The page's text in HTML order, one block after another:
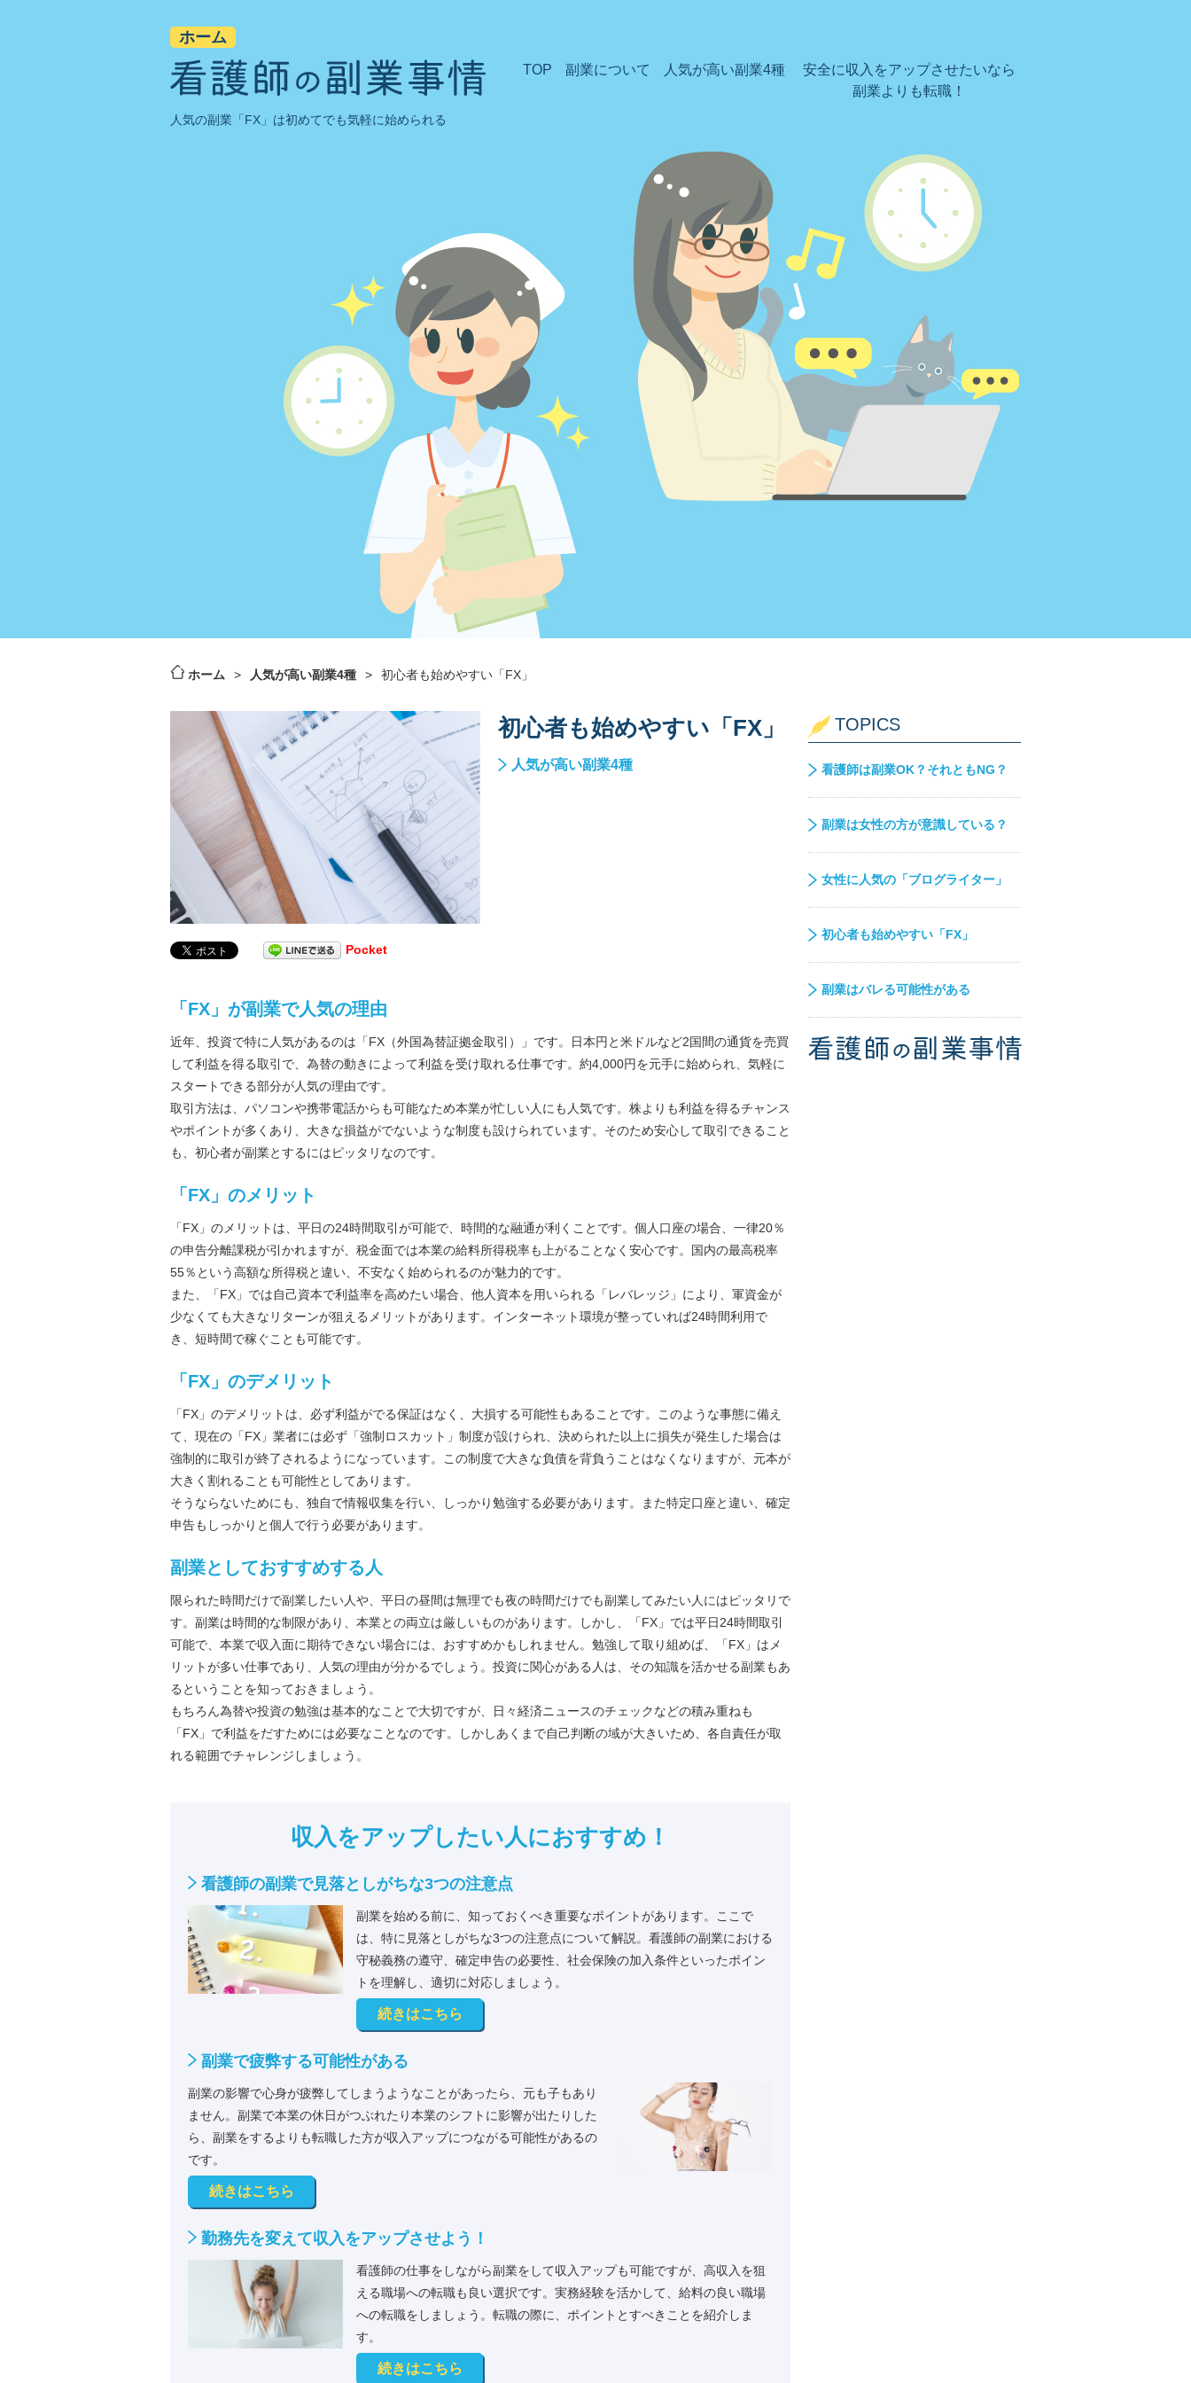
ホーム
TOP 副業について 人気が高い副業4種
安全に収入をアップさせたいなら
副業よりも転職！
人気の副業「FX」は初めてでも気軽に始められる
ホーム > 人気が高い副業4種 > 初心者も始めやすい「FX」
初心者も始めやすい「FX」
人気が高い副業4種
Pocket
「FX」が副業で人気の理由
近年、投資で特に人気があるのは「FX（外国為替証拠金取引）」です。日本円と米ドルなど2国間の通貨を売買
して利益を得る取引で、為替の動きによって利益を受け取れる仕事です。約4,000円を元手に始められ、気軽に
スタートできる部分が人気の理由です。
取引方法は、パソコンや携帯電話からも可能なため本業が忙しい人にも人気です。株よりも利益を得るチャンス
やポイントが多くあり、大きな損益がでないような制度も設けられています。そのため安心して取引できること
も、初心者が副業とするにはピッタリなのです。
「FX」のメリット
「FX」のメリットは、平日の24時間取引が可能で、時間的な融通が利くことです。個人口座の場合、一律20％
の申告分離課税が引かれますが、税金面では本業の給料所得税率も上がることなく安心です。国内の最高税率
55％という高額な所得税と違い、不安なく始められるのが魅力的です。
また、「FX」では自己資本で利益率を高めたい場合、他人資本を用いられる「レバレッジ」により、軍資金が
少なくても大きなリターンが狙えるメリットがあります。インターネット環境が整っていれば24時間利用で
き、短時間で稼ぐことも可能です。
「FX」のデメリット
「FX」のデメリットは、必ず利益がでる保証はなく、大損する可能性もあることです。このような事態に備え
て、現在の「FX」業者には必ず「強制ロスカット」制度が設けられ、決められた以上に損失が発生した場合は
強制的に取引が終了されるようになっています。この制度で大きな負債を背負うことはなくなりますが、元本が
大きく割れることも可能性としてあります。
そうならないためにも、独自で情報収集を行い、しっかり勉強する必要があります。また特定口座と違い、確定
申告もしっかりと個人で行う必要があります。
副業としておすすめする人
限られた時間だけで副業したい人や、平日の昼間は無理でも夜の時間だけでも副業してみたい人にはピッタリで
す。副業は時間的な制限があり、本業との両立は厳しいものがあります。しかし、「FX」では平日24時間取引
可能で、本業で収入面に期待できない場合には、おすすめかもしれません。勉強して取り組めば、「FX」はメ
リットが多い仕事であり、人気の理由が分かるでしょう。投資に関心がある人は、その知識を活かせる副業もあ
るということを知っておきましょう。
もちろん為替や投資の勉強は基本的なことで大切ですが、日々経済ニュースのチェックなどの積み重ねも
「FX」で利益をだすためには必要なことなのです。しかしあくまで自己判断の域が大きいため、各自責任が取
れる範囲でチャレンジしましょう。
収入をアップしたい人におすすめ！
看護師の副業で見落としがちな3つの注意点
副業を始める前に、知っておくべき重要なポイントがあります。ここで
は、特に見落としがちな3つの注意点について解説。看護師の副業における
守秘義務の遵守、確定申告の必要性、社会保険の加入条件といったポイン
トを理解し、適切に対応しましょう。
続きはこちら
副業で疲弊する可能性がある
副業の影響で心身が疲弊してしまうようなことがあったら、元も子もあり
ません。副業で本業の休日がつぶれたり本業のシフトに影響が出たりした
ら、副業をするよりも転職した方が収入アップにつながる可能性があるの
です。
続きはこちら
勤務先を変えて収入をアップさせよう！
看護師の仕事をしながら副業をして収入アップも可能ですが、高収入を狙
える職場への転職も良い選択です。実務経験を活かして、給料の良い職場
への転職をしましょう。転職の際に、ポイントとすべきことを紹介しま
す。
続きはこちら
TOPICS
看護師は副業OK？それともNG？
副業は女性の方が意識している？
女性に人気の「ブログライター」
初心者も始めやすい「FX」
副業はバレる可能性がある